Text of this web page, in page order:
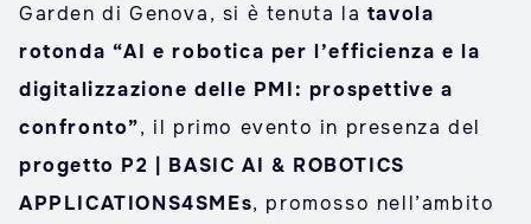
Garden di Genova, si è tenuta la tavola
rotonda “AI e robotica per l’efficienza e la
digitalizzazione delle PMI: prospettive a
confronto”, il primo evento in presenza del
progetto P2 | BASIC AI & ROBOTICS
APPLICATIONS4SMEs, promosso nell’ambito